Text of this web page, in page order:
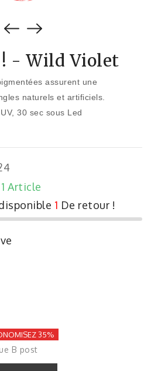
! - Wild Violet
assurent une
naturels et artificiels.
30 sec sous Led
1 Article
1 De retour !
35%
B post